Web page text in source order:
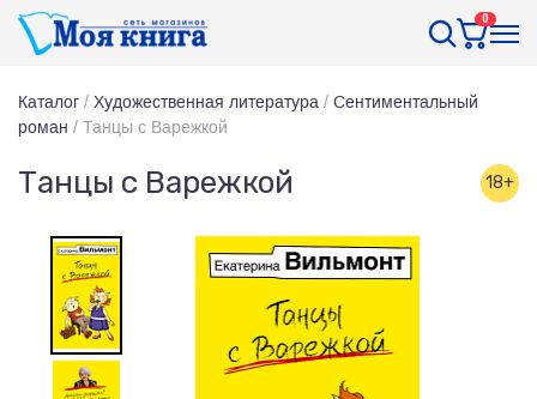
0
Каталог / Художественная литература / Сентиментальный
роман / Танцы с Варежкой
Танцы с Варежкой 18+